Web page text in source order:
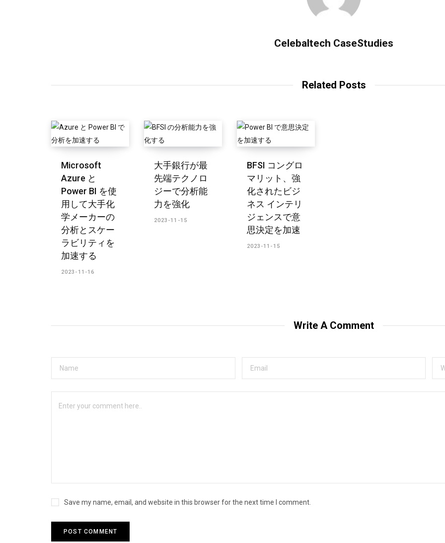
Celebaltech CaseStudies
Related Posts
Microsoft
Azure と
Power BI を使
用して大手化
学メーカーの
分析とスケー
ラビリティを
加速する
2023-11-16
大手銀行が最
先端テクノロ
ジーで分析能
力を強化
2023-11-15
BFSI コングロ
マリット、強
化されたビジ
ネス インテリ
ジェンスで意
思決定を加速
2023-11-15
Write A Comment
Save my name, email, and website in this browser for the next time I comment.